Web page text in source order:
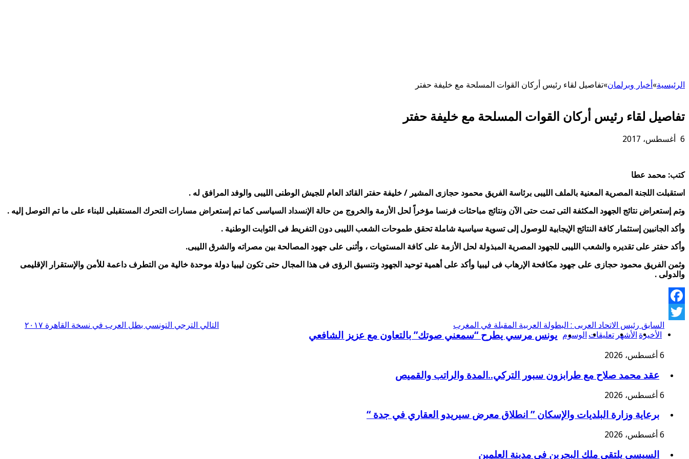
الرئيسية»أخبار وبرلمان»تفاصيل لقاء رئيس أركان القوات المسلحة مع خليفة حفتر
تفاصيل لقاء رئيس أركان القوات المسلحة مع خليفة حفتر
6 أغسطس، 2017
كتب: محمد عطا
استقبلت اللجنة المصرية المعنية بالملف الليبى برئاسة الفريق محمود حجازى المشير / خليفة حفتر القائد العام للجيش الوطنى الليبى والوفد المرافق له .
وتم إستعراض نتائج الجهود المكثفة التى تمت حتى الآن ونتائج مباحثات فرنسا مؤخراً لحل الأزمة والخروج من حالة الإنسداد السياسى كما تم إستعراض مسارات التحرك المستقبلى للبناء على ما تم التوصل إليه .
وأكد الجانبين إستثمار كافة النتائج الإيجابية للوصول إلى تسوية سياسية شاملة تحقق طموحات الشعب الليبى دون التفريط فى الثوابت الوطنية .
وأكد حفتر على تقديره والشعب الليبى للجهود المصرية المبذولة لحل الأزمة على كافة المستويات ، وأثنى على جهود المصالحة بين مصراته والشرق الليبى.
وثمن الفريق محمود حجازى على جهود مكافحة الإرهاب فى ليبيا وأكد على أهمية توحيد الجهود وتنسيق الرؤى فى هذا المجال حتى تكون ليبيا دولة موحدة خالية من التطرف داعمة للأمن والإستقرار الإقليمى
والدولى .
Facebook
Twitterالسابق رئيس الاتحاد العربى : البطولة العربية المقبلة في المغرب التالي الترجي التونسي بطل العرب في نسخة القاهرة ٢٠١٧
الأخيرة الأشهر تعليقات الوسوم يونس مرسي يطرح “سمعني صوتك” بالتعاون مع عزيز الشافعي
6 أغسطس، 2026
عقد محمد صلاح مع طرابزون سبور التركي..المدة والراتب والقميص
6 أغسطس، 2026
برعاية وزارة البلديات والإسكان ” انطلاق معرض سيريدو العقاري في جدة “
6 أغسطس، 2026
السيسي يلتقى ملك البحرين فى مدينة العلمين